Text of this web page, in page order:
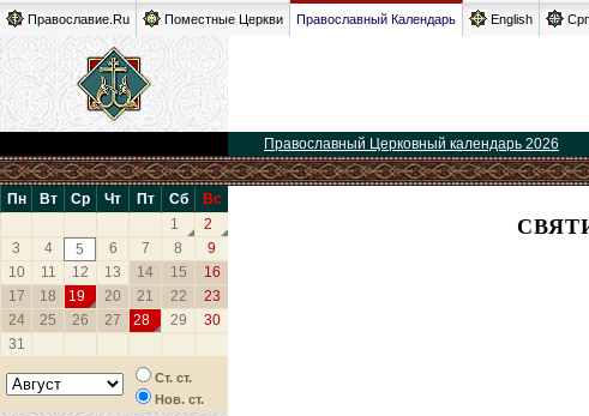
Православие.Ru Поместные Церкви Православный Календарь English
Православный Церковный календарь 2026
Пн Вт Ср Чт Пт Сб
Вс
1
2
3
4 5 6 7 8
9
10
11 12 13 14 15
16
17
18 19 20 21 22
23
24
25 26 27 28 29
30
31
Ст. ст.
Нов. ст.